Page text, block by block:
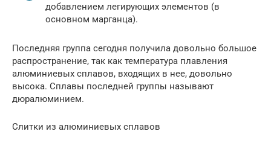
добавлением легирующих элементов (в
основном марганца).
Последняя группа сегодня получила довольно большое
распространение, так как температура плавления
алюминиевых сплавов, входящих в нее, довольно
высока. Сплавы последней группы называют
дюралюминием.
Слитки из алюминиевых сплавов